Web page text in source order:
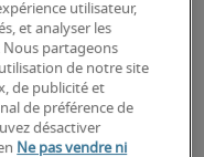
détenir des
utilisateur,
et analyser les
Nous partageons
de notre site
de publicité et
de préférence de
désactiver
Ne pas vendre ni